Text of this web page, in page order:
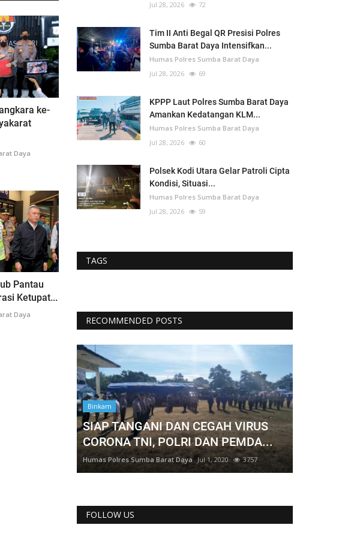
ke-
Daya
Pantau
Ketupat...
Daya
Jul 28, 2026 72
Tim II Anti Begal QR Presisi Polres
Sumba Barat Daya Intensifkan...
Humas Polres Sumba Barat Daya
Jul 28, 2026
69
KPPP Laut Polres Sumba Barat Daya
Amankan Kedatangan KLM...
Humas Polres Sumba Barat Daya
Jul 28, 2026
60
Polsek Kodi Utara Gelar Patroli Cipta
Kondisi, Situasi...
Humas Polres Sumba Barat Daya
Jul 28, 2026
59
TAGS
RECOMMENDED POSTS
Binkam
SIAP TANGANI DAN CEGAH VIRUS
CORONA TNI, POLRI DAN PEMDA...
Humas Polres Sumba Barat Daya Jul 1, 2020 3757
FOLLOW US